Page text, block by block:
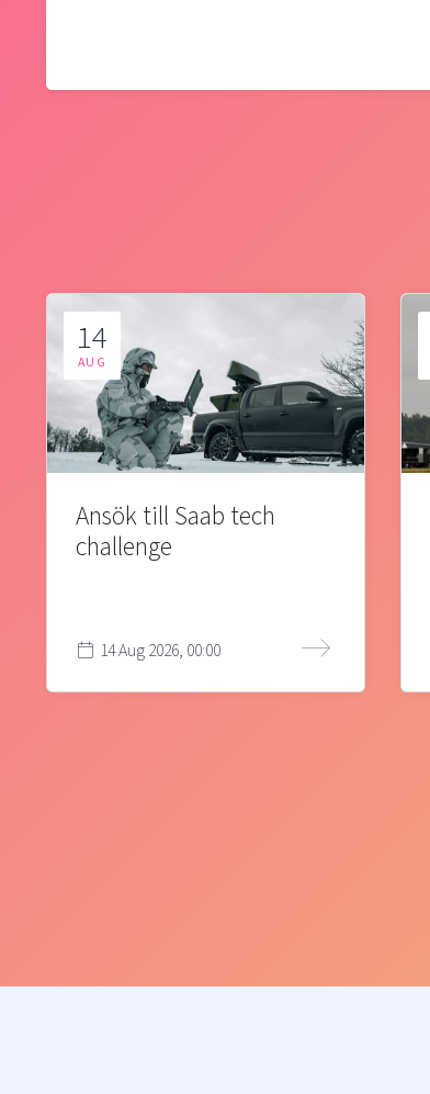
14
AUG
Ansök till Saab tech
challenge
14 Aug 2026, 00:00